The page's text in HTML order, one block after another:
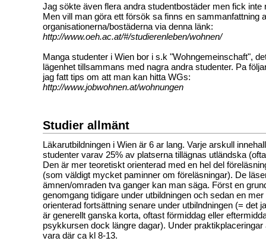
Jag sökte även flera andra studentbostäder men fick inte
Men vill man göra ett försök sa finns en sammanfattning
organisationerna/bostäderna via denna länk:
http://www.oeh.ac.at/#/studierenleben/wohnen/
Manga studenter i Wien bor i s.k "Wohngemeinschaft",
lägenhet tillsammans med nagra andra studenter. Pa
jag fatt tips om att man kan hitta WGs:
http://www.jobwohnen.at/wohnungen
Studier allmänt
Läkarutbildningen i Wien är 6 ar lang. Varje arskull
studenter varav 25% av platserna tillägnas utländska
Den är mer teoretiskt orienterad med en hel del
(som väldigt mycket paminner om föreläsningar). De
ämnen/omraden tva ganger kan man säga. Först en
genomgang tidigare under utbildningen och sedan en
orienterad fortsättning senare under utbilndningen (= det
är generellt ganska korta, oftast förmiddag eller
psykkursen dock längre dagar). Under praktikplaceringar
vara där ca kl 8-13.